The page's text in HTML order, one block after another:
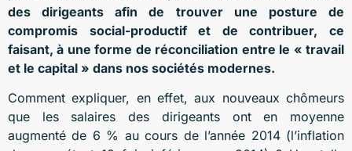
des dirigeants afin de trouver une posture de
compromis social-productif et de contribuer, ce
faisant, à une forme de réconciliation entre le « travail
et le capital » dans nos sociétés modernes.
Comment expliquer, en effet, aux nouveaux chômeurs
que les salaires des dirigeants ont en moyenne
augmenté de 6 % au cours de l’année 2014 (l’inflation